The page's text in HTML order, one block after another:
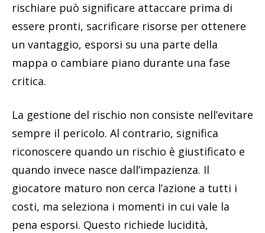
rischiare può significare attaccare prima di
essere pronti, sacrificare risorse per ottenere
un vantaggio, esporsi su una parte della
mappa o cambiare piano durante una fase
critica.
La gestione del rischio non consiste nell’evitare
sempre il pericolo. Al contrario, significa
riconoscere quando un rischio è giustificato e
quando invece nasce dall’impazienza. Il
giocatore maturo non cerca l’azione a tutti i
costi, ma seleziona i momenti in cui vale la
pena esporsi. Questo richiede lucidità,